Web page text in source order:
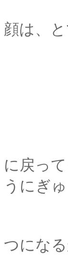
そし
顔は、
くし
「駄
そう
に戻っ
うにぎ
「･･
つになる
暖か